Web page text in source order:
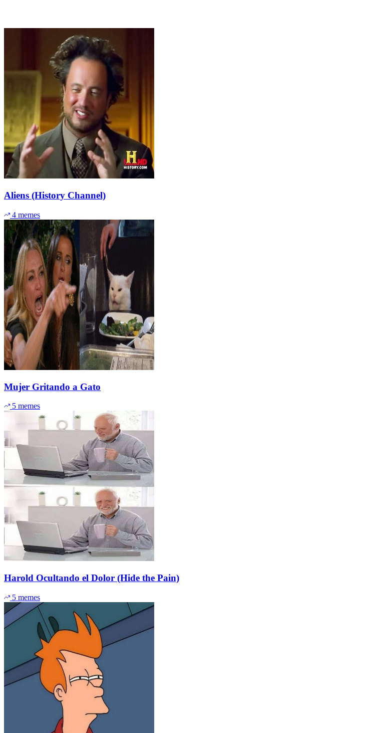
Aliens (History Channel)
4 memes
Mujer Gritando a Gato
5 memes
Harold Ocultando el Dolor (Hide the Pain)
5 memes